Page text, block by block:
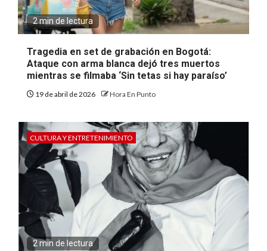
2 min de lectura
Tragedia en set de grabación en Bogotá:
Ataque con arma blanca dejó tres muertos
mientras se filmaba ‘Sin tetas si hay paraíso’
19 de abril de 2026 Hora En Punto
CULTURA Y ENTRETENIMIENTO
2 min de lectura